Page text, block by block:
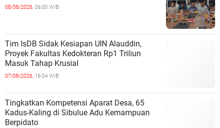
08/08/2026, 06:00 WIB
Tim IsDB Sidak Kesiapan UIN Alauddin,
Proyek Fakultas Kedokteran Rp1 Triliun
Masuk Tahap Krusial
07/08/2026, 16:04 WIB
Tingkatkan Kompetensi Aparat Desa, 65
Kadus-Kaling di Sibulue Adu Kemampuan
Berpidato